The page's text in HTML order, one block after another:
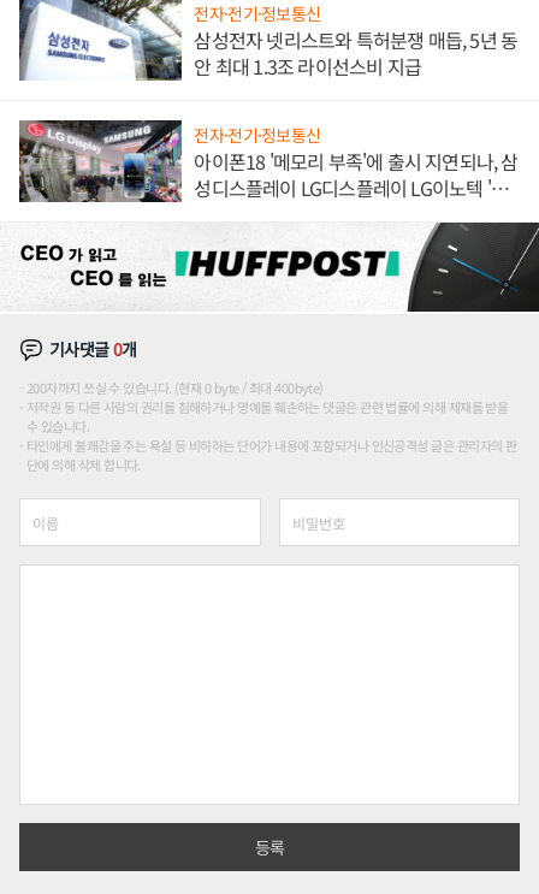
전자·전기·정보통신
삼성전자 넷리스트와 특허분쟁 매듭, 5년 동
안 최대 1.3조 라이선스비 지급
전자·전기·정보통신
아이폰18 '메모리 부족'에 출시 지연되나, 삼
성디스플레이 LG디스플레이 LG이노텍 '탈
기사댓글0개
200자까지 쓰실 수 있습니다. (현재 0 byte / 최대 400byte)
저작권 등 다른 사람의 권리를 침해하거나 명예를 훼손하는 댓글은 관련 법률에 의해 제재를 받을
수 있습니다.
타인에게 불쾌감을 주는 욕설 등 비하하는 단어가 내용에 포함되거나 인신공격성 글은 관리자의 판
단에 의해 삭제 합니다.